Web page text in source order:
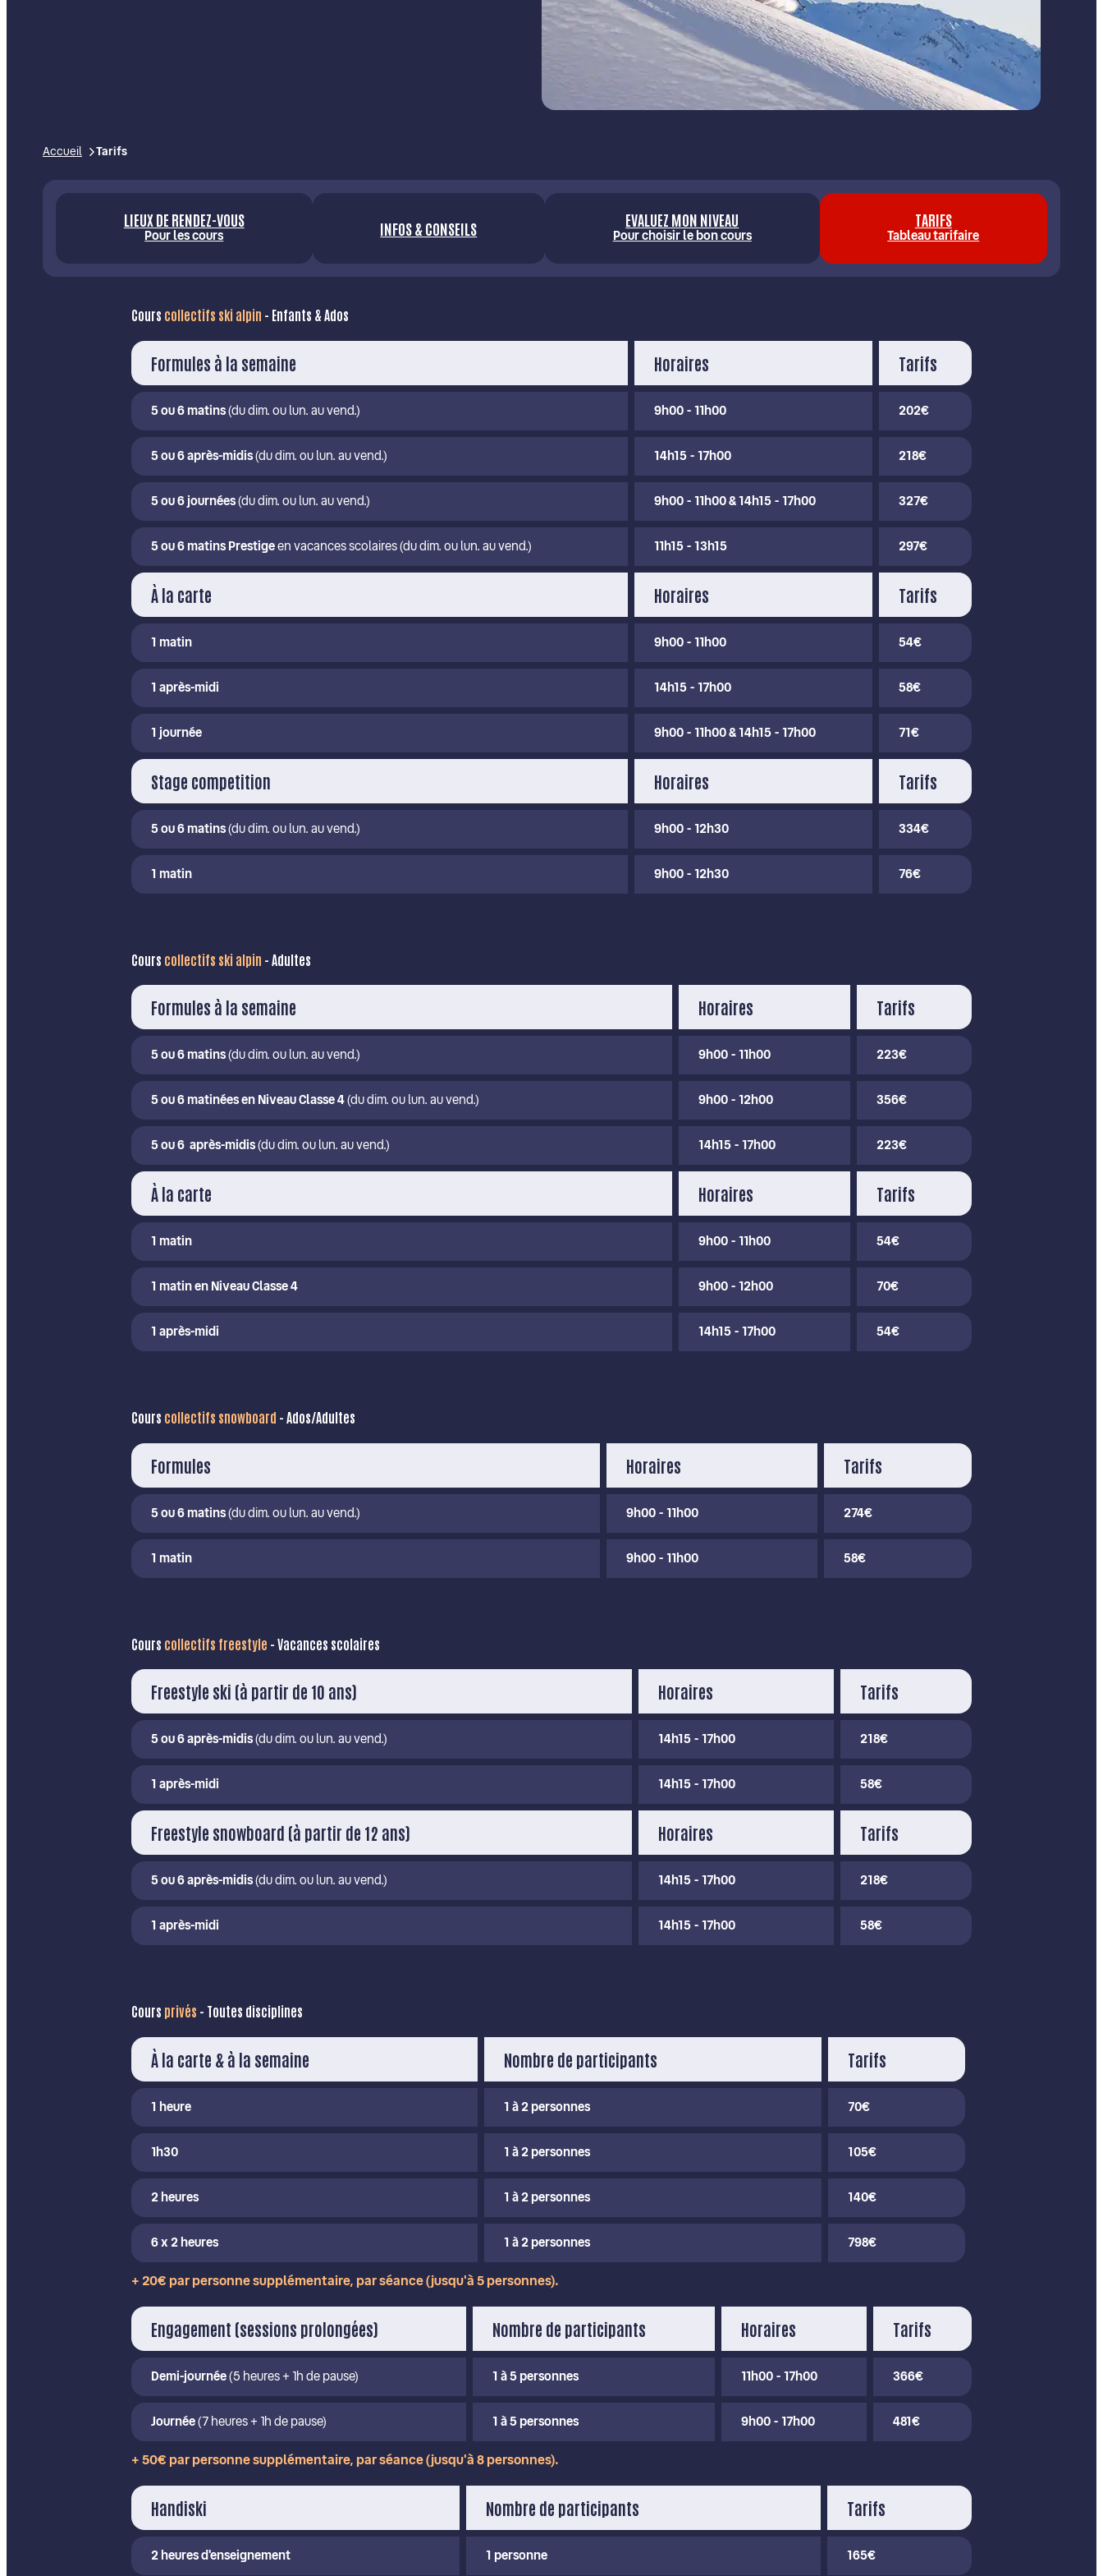
Accueil Tarifs
LIEUX DE RENDEZ-VOUS
Pour les cours INFOS & CONSEILS EVALUEZ MON NIVEAU
Pour choisir le bon cours
TARIFS
Tableau tarifaire
Cours collectifs ski alpin - Enfants & Ados
Formules à la semaine Horaires Tarifs
5 ou 6 matins(du dim. ou lun. au vend.) 9h00 - 11h00 202€
5 ou 6 après-midis(du dim. ou lun. au vend.) 14h15 - 17h00 218€
5 ou 6 journées(du dim. ou lun. au vend.) 9h00 - 11h00 & 14h15 - 17h00 327€
5 ou 6 matins Prestigeen vacances scolaires (du dim. ou lun. au vend.) 11h15 - 13h15 297€
À la carte Horaires Tarifs
1 matin 9h00 - 11h00 54€
1 après-midi 14h15 - 17h00 58€
1 journée 9h00 - 11h00 & 14h15 - 17h00 71€
Stage competition Horaires Tarifs
5 ou 6 matins(du dim. ou lun. au vend.) 9h00 - 12h30 334€
1 matin 9h00 - 12h30 76€
Cours collectifs ski alpin - Adultes
Formules à la semaine Horaires Tarifs
5 ou 6 matins(du dim. ou lun. au vend.) 9h00 - 11h00 223€
5 ou 6 matinées en Niveau Classe 4(du dim. ou lun. au vend.) 9h00 - 12h00 356€
5 ou 6 après-midis(du dim. ou lun. au vend.) 14h15 - 17h00 223€
À la carte Horaires Tarifs
1 matin 9h00 - 11h00 54€
1 matin en Niveau Classe 4 9h00 - 12h00 70€
1 après-midi 14h15 - 17h00 54€
Cours collectifs snowboard - Ados/Adultes
Formules Horaires Tarifs
5 ou 6 matins(du dim. ou lun. au vend.) 9h00 - 11h00 274€
1 matin 9h00 - 11h00 58€
Cours collectifs freestyle - Vacances scolaires
Freestyle ski (à partir de 10 ans) Horaires Tarifs
5 ou 6 après-midis(du dim. ou lun. au vend.) 14h15 - 17h00 218€
1 après-midi 14h15 - 17h00 58€
Freestyle snowboard (à partir de 12 ans) Horaires Tarifs
5 ou 6 après-midis(du dim. ou lun. au vend.) 14h15 - 17h00 218€
1 après-midi 14h15 - 17h00 58€
Cours privés - Toutes disciplines
À la carte & à la semaine Nombre de participants Tarifs
1 heure 1 à 2 personnes 70€
1h30 1 à 2 personnes 105€
2 heures 1 à 2 personnes 140€
6 x 2 heures 1 à 2 personnes 798€
+ 20€ par personne supplémentaire, par séance (jusqu'à 5 personnes).
Engagement (sessions prolongées) Nombre de participants Horaires Tarifs
Demi-journée(5 heures + 1h de pause) 1 à 5 personnes 11h00 - 17h00 366€
Journée(7 heures + 1h de pause) 1 à 5 personnes 9h00 - 17h00 481€
+ 50€ par personne supplémentaire, par séance (jusqu'à 8 personnes).
Handiski Nombre de participants Tarifs
2 heures d'enseignement 1 personne 165€